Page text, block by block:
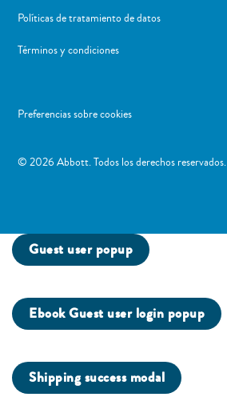
Políticas de tratamiento de datos
Términos y condiciones
Preferencias sobre cookies
​© 2026 Abbott. Todos los derechos reservados.
Guest user popup
Ebook Guest user login popup
Shipping success modal